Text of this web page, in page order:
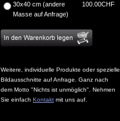
30x40 cm (andere
Masse auf Anfrage)
100.00CHF
Weitere, individuelle Produkte oder spezielle
Bildausschnitte auf Anfrage. Ganz nach
dem Motto "Nichts ist unmöglich". Nehmen
Sie einfach Kontakt mit uns auf.